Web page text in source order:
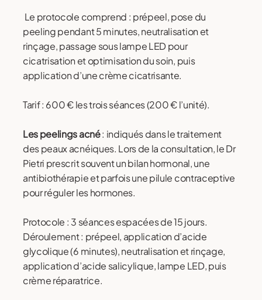
Le protocole comprend : prépeel, pose du
peeling pendant 5 minutes, neutralisation et
rinçage, passage sous lampe LED pour
cicatrisation et optimisation du soin, puis
application d’une crème cicatrisante.
Tarif : 600 € les trois séances (200 € l’unité).
Les peelings acné: indiqués dans le traitement
des peaux acnéiques. Lors de la consultation, le Dr
Pietri prescrit souvent un bilan hormonal, une
antibiothérapie et parfois une pilule contraceptive
pour réguler les hormones.
Protocole : 3 séances espacées de 15 jours.
Déroulement : prépeel, application d’acide
glycolique (6 minutes), neutralisation et rinçage,
application d’acide salicylique, lampe LED, puis
crème réparatrice.